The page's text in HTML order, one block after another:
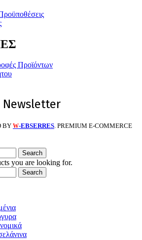
Προϊόντων
Newsletter
BY W-EBSERRES. PREMIUM E-COMMERCE
Search
you are looking for.
Search